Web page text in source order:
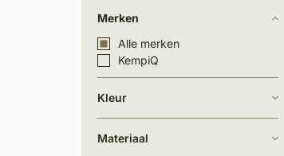
Merken
Alle merken
KempiQ
Kleur
Materiaal